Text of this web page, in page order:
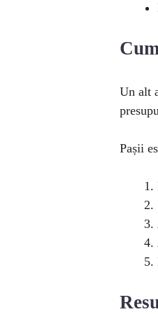
Un alt
Pașii